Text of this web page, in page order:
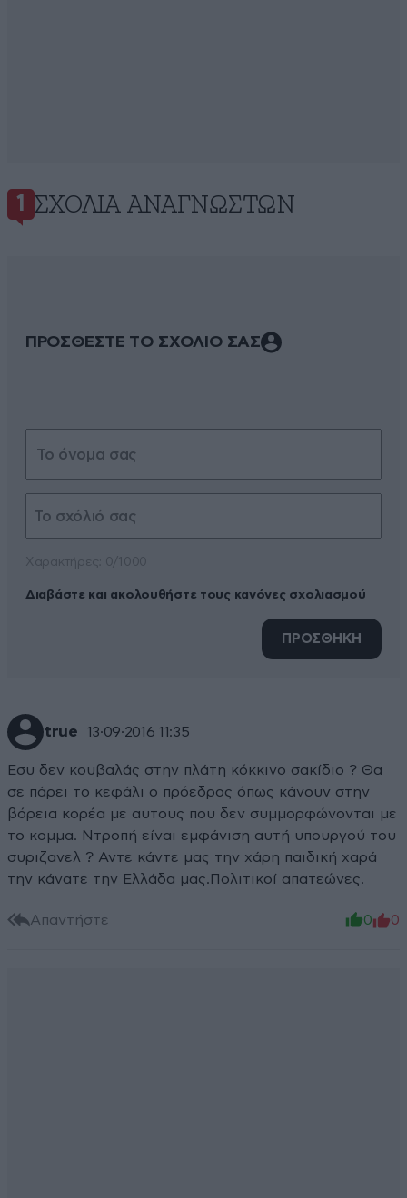
1 ΣΧΌΛΙΑ ΑΝΑΓΝΩΣΤΏΝ
ΠΡΟΣΘΕΣΤΕ ΤΟ ΣΧΟΛΙΟ ΣΑΣ
Διαβάστε και ακολουθήστε τους κανόνες σχολιασμού
ΠΡΟΣΘΗΚΗ
true 13·09·2016 11:35
Εσυ δεν κουβαλάς στην πλάτη κόκκινο σακίδιο ? Θα
σε πάρει το κεφάλι ο πρόεδρος όπως κάνουν στην
βόρεια κορέα με αυτους που δεν συμμορφώνονται με
το κομμα. Ντροπή είναι εμφάνιση αυτή υπουργού του
συριζανελ ? Αντε κάντε μας την χάρη παιδική χαρά
την κάνατε την Ελλάδα μας.Πολιτικοί απατεώνες.
Απαντήστε 0 0